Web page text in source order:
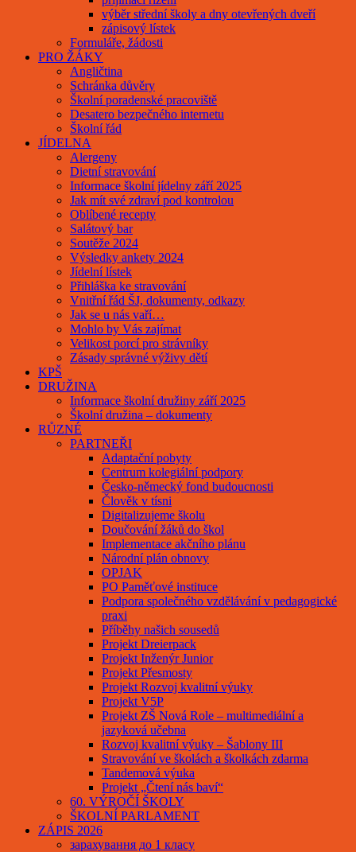
výběr střední školy a dny otevřených dveří
zápisový lístek
Formuláře, žádosti
PRO ŽÁKY
Angličtina
Schránka důvěry
Školní poradenské pracoviště
Desatero bezpečného internetu
Školní řád
JÍDELNA
Alergeny
Dietní stravování
Informace školní jídelny září 2025
Jak mít své zdraví pod kontrolou
Oblíbené recepty
Salátový bar
Soutěže 2024
Výsledky ankety 2024
Jídelní lístek
Přihláška ke stravování
Vnitřní řád ŠJ, dokumenty, odkazy
Jak se u nás vaří…
Mohlo by Vás zajímat
Velikost porcí pro strávníky
Zásady správné výživy dětí
KPŠ
DRUŽINA
Informace školní družiny září 2025
Školní družina – dokumenty
RŮZNÉ
PARTNEŘI
Adaptační pobyty
Centrum kolegiální podpory
Česko-německý fond budoucnosti
Člověk v tísni
Digitalizujeme školu
Doučování žáků do škol
Implementace akčního plánu
Národní plán obnovy
OPJAK
PO Paměťové instituce
Podpora společného vzdělávání v pedagogické
praxi
Příběhy našich sousedů
Projekt Dreierpack
Projekt Inženýr Junior
Projekt Přesmosty
Projekt Rozvoj kvalitní výuky
Projekt V5P
Projekt ZŠ Nová Role – multimediální a
jazyková učebna
Rozvoj kvalitní výuky – Šablony III
Stravování ve školách a školkách zdarma
Tandemová výuka
Projekt „Čtení nás baví“
60. VÝROČÍ ŠKOLY
ŠKOLNÍ PARLAMENT
ZÁPIS 2026
зарахування до 1 класу